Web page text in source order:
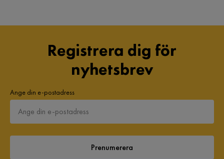
Registrera dig för
nyhetsbrev
Ange din e-postadress
Prenumerera